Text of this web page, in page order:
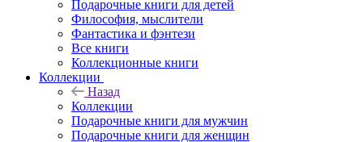
Подарочные книги для детей
Философия, мыслители
Фантастика и фэнтези
Все книги
Коллекционные книги
Коллекции
Назад
Коллекции
Подарочные книги для мужчин
Подарочные книги для женщин